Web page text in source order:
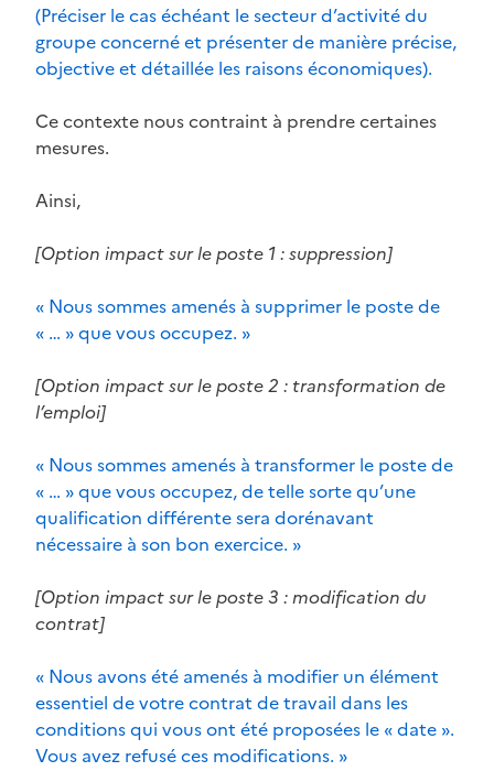
(Préciser le cas échéant le secteur d’activité du
groupe concerné et présenter de manière précise,
objective et détaillée les raisons économiques).
Ce contexte nous contraint à prendre certaines
mesures.
Ainsi,
[Option impact sur le poste 1 : suppression]
« Nous sommes amenés à supprimer le poste de
« … » que vous occupez. »
[Option impact sur le poste 2 : transformation de
l’emploi]
« Nous sommes amenés à transformer le poste de
« … » que vous occupez, de telle sorte qu’une
qualification différente sera dorénavant
nécessaire à son bon exercice. »
[Option impact sur le poste 3 : modification du
contrat]
« Nous avons été amenés à modifier un élément
essentiel de votre contrat de travail dans les
conditions qui vous ont été proposées le « date ».
Vous avez refusé ces modifications. »